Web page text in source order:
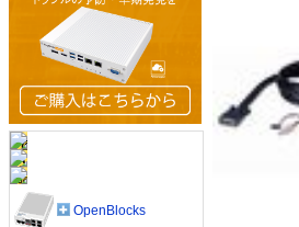
OpenBlocks